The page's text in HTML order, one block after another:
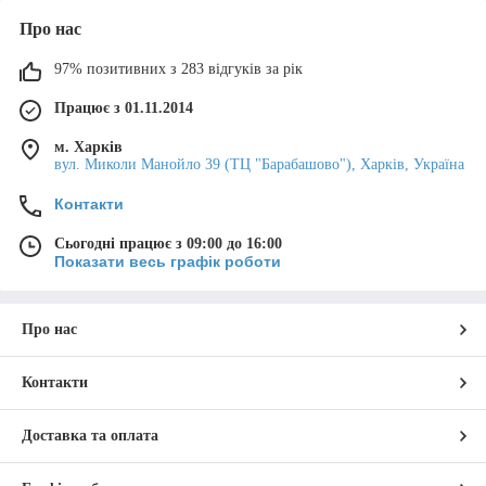
на ринку?
Як вибрати правильний латунний
фітінг для свого проекту?
Україні?
Про нас
97% позитивних з 283 відгуків за рік
Працює з 01.11.2014
м. Харків
вул. Миколи Манойло 39 (ТЦ "Барабашово"), Харків, Україна
Контакти
Сьогодні працює з 09:00 до 16:00
Показати весь графік роботи
Про нас
Контакти
Доставка та оплата